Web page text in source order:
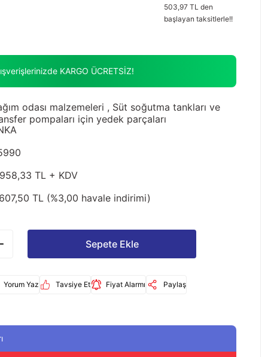
503,97 TL den
başlayan taksitlerle!!
KARGO ÜCRETSİZ!
odası malzemeleri , Süt soğutma tankları ve
pompaları için yedek parçaları
TL + KDV
TL (%3,00 havale indirimi)
Sepete Ekle
Yorum Yaz Tavsiye Et Fiyat Alarmı Paylaş